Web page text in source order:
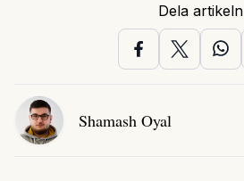
Dela artikeln
Shamash Oyal